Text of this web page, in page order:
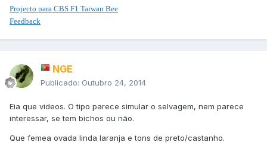
Projecto para CBS F1 Taiwan Bee
Feedback
NGE
Publicado: Outubro 24, 2014
Eia que videos. O tipo parece simular o selvagem, nem parece
interessar, se tem bichos ou não.
Que femea ovada linda laranja e tons de preto/castanho.